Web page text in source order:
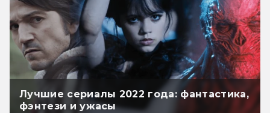
Лучшие сериалы 2022 года: фантастика,
фэнтези и ужасы